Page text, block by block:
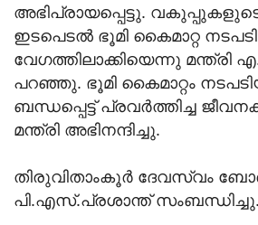
അഭിപ്രായപ്പെട്ടു.
ഇടപെടൽ ഭൂമി കൈമാറ്റ
വേഗത്തിലാക്കിയെന്നു മന്ത്രി
പറഞ്ഞു. ഭൂമി കൈമാറ്റം
ബന്ധപ്പെട്ട് പ്രവർത്തിച്ച
മന്ത്രി അഭിനന്ദിച്ചു.
തിരുവിതാംകൂർ ദേവസ്വം
പി.എസ്.പ്രശാന്ത് സംബന്ധിച്ചു.